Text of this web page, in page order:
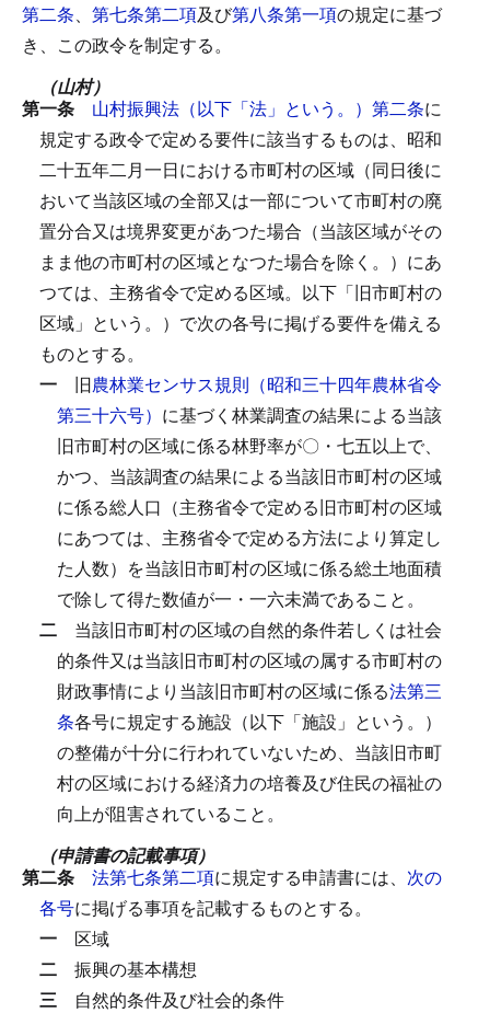
第二条、 第七条第二項及び第八条第一項の規定に基づ
き、この政令を制定する。
（山村）
第一条 山村振興法（以下「法」という。）第二条に
規定する政令で定める要件に該当するものは、昭和
二十五年二月一日における市町村の区域（同日後に
おいて当該区域の全部又は一部について市町村の廃
置分合又は境界変更があつた場合（当該区域がその
まま他の市町村の区域となつた場合を除く。）にあ
つては、主務省令で定める区域。以下「旧市町村の
区域」という。）で次の各号に掲げる要件を備える
ものとする。
一 旧農林業センサス規則（昭和三十四年農林省令
第三十六号） に基づく林業調査の結果による当該
旧市町村の区域に係る林野率が〇・七五以上で、
かつ、当該調査の結果による当該旧市町村の区域
に係る総人口（主務省令で定める旧市町村の区域
にあつては、主務省令で定める方法により算定し
た人数）を当該旧市町村の区域に係る総土地面積
で除して得た数値が一・一六未満であること。
二 当該旧市町村の区域の自然的条件若しくは社会
的条件又は当該旧市町村の区域の属する市町村の
財政事情により当該旧市町村の区域に係る法第三
条各号に規定する施設（以下「施設」という。）
の整備が十分に行われていないため、当該旧市町
村の区域における経済力の培養及び住民の福祉の
向上が阻害されていること。
（申請書の記載事項）
第二条 法第七条第二項に規定する申請書には、 次の
各号に掲げる事項を記載するものとする。
一 区域
二 振興の基本構想
三 自然的条件及び社会的条件